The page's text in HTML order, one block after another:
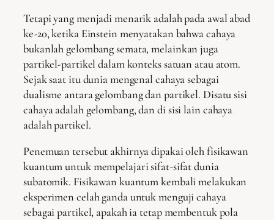
Tetapi yang menjadi menarik adalah pada awal abad
ke-20, ketika Einstein menyatakan bahwa cahaya
bukanlah gelombang semata, melainkan juga
partikel-partikel dalam konteks satuan atau atom.
Sejak saat itu dunia mengenal cahaya sebagai
dualisme antara gelombang dan partikel. Disatu sisi
cahaya adalah gelombang, dan di sisi lain cahaya
adalah partikel.
Penemuan tersebut akhirnya dipakai oleh fisikawan
kuantum untuk mempelajari sifat-sifat dunia
subatomik. Fisikawan kuantum kembali melakukan
eksperimen celah ganda untuk menguji cahaya
sebagai partikel, apakah ia tetap membentuk pola